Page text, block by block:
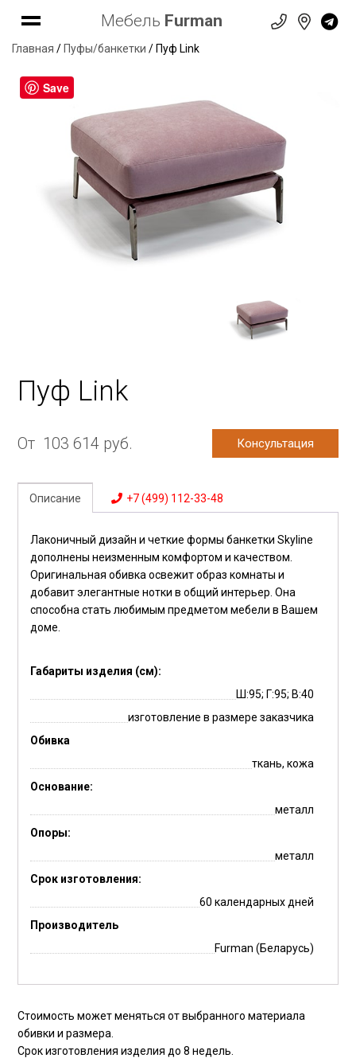
Мебель Furman
Главная / Пуфы/банкетки / Пуф Link
Пуф Link
От 103 614руб. Консультация
Описание +7 (499) 112-33-48
Лаконичный дизайн и четкие формы банкетки Skyline
дополнены неизменным комфортом и качеством.
Оригинальная обивка освежит образ комнаты и
добавит элегантные нотки в общий интерьер. Она
способна стать любимым предметом мебели в Вашем
доме.
Габариты изделия (см):
Ш:95; Г:95; В:40
изготовление в размере заказчика
Обивка
ткань, кожа
Основание:
металл
Опоры:
металл
Срок изготовления:
60 календарных дней
Производитель
Furman (Беларусь)
Стоимость может меняться от выбранного материала
обивки и размера.
Срок изготовления изделия до 8 недель.
Save